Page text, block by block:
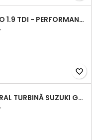
MIEZ TURBO 1.9 TDI - PERFORMANȚĂ FIABILĂ PENTRU AUDI, SEAT, SKODA ȘI VW
favorite_border
MIEZ CENTRAL TURBINĂ SUZUKI GRAND ESCUDO II 1.9 DDIS TRACȚIUNE INTEGRALĂ - MOTORIZARE 1.9L, 95 KW (129 CP)